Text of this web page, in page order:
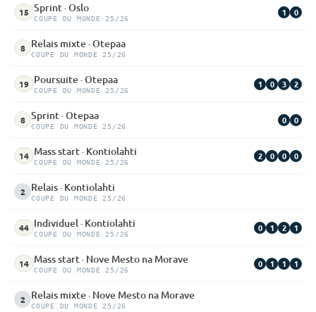
15 Sprint · Oslo
COUPE DU MONDE 25/26
1 0
8 Relais mixte · Otepaa
COUPE DU MONDE 25/26
19 Poursuite · Otepaa
COUPE DU MONDE 25/26
1 0 3 2
8 Sprint · Otepaa
COUPE DU MONDE 25/26
0 0
14 Mass start · Kontiolahti
COUPE DU MONDE 25/26
2 0 0 0
2 Relais · Kontiolahti
COUPE DU MONDE 25/26
44 Individuel · Kontiolahti
COUPE DU MONDE 25/26
0 1 2 1
14 Mass start · Nove Mesto na Morave
COUPE DU MONDE 25/26
0 1 1 1
2 Relais mixte · Nove Mesto na Morave
COUPE DU MONDE 25/26